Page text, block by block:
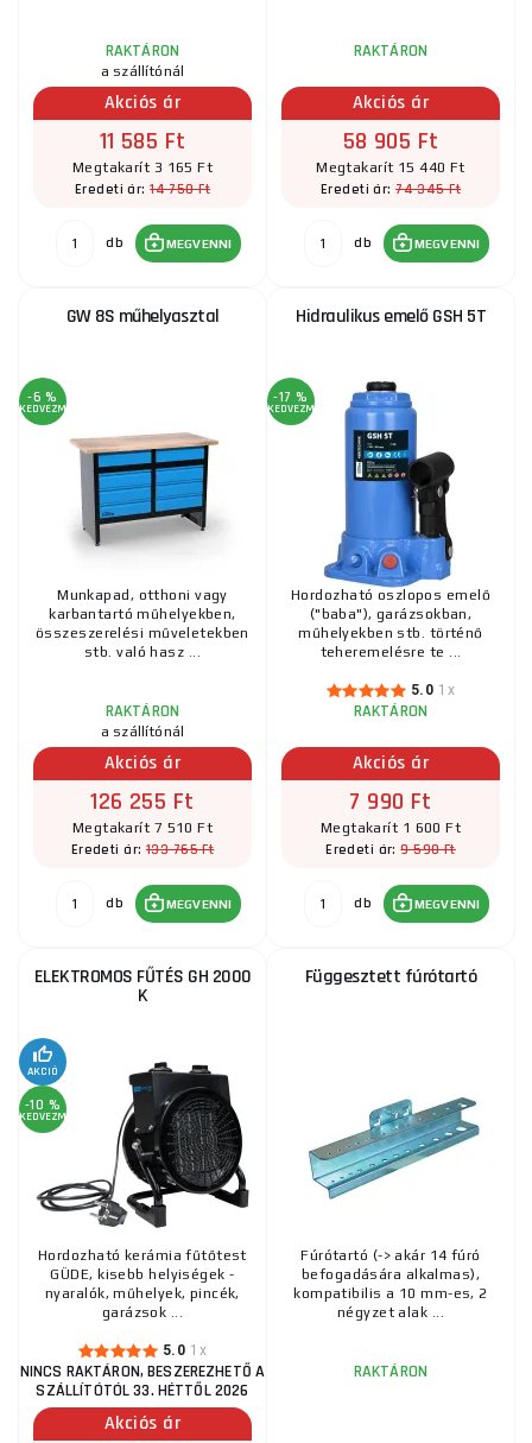
RAKTÁRON
a szállítónál
Akciós ár
11 585 Ft
Megtakarít 3 165 Ft
Eredeti ár:14 750 Ft
db MEGVENNI
RAKTÁRON
Akciós ár
58 905 Ft
Megtakarít 15 440 Ft
Eredeti ár:74 345 Ft
db MEGVENNI
GW 8S műhelyasztal
-6 %
KEDVEZMÉNY
Munkapad, otthoni vagy
karbantartó műhelyekben,
összeszerelési műveletekben
stb. való hasz ...
RAKTÁRON
a szállítónál
Akciós ár
126 255 Ft
Megtakarít 7 510 Ft
Eredeti ár: 133 765 Ft
db MEGVENNI
Hidraulikus emelő GSH 5T
-17 %
KEDVEZMÉNY
Hordozható oszlopos emelő
("baba"), garázsokban,
műhelyekben stb. történő
teheremelésre te ...
5.0 1x
RAKTÁRON
Akciós ár
7 990 Ft
Megtakarít 1 600 Ft
Eredeti ár:9 590 Ft
db MEGVENNI
ELEKTROMOS FŰTÉS GH 2000
K
AKCIÓ
-10 %
KEDVEZMÉNY
Hordozható kerámia fűtőtest
GÜDE, kisebb helyiségek -
nyaralók, műhelyek, pincék,
garázsok ...
5.0 1x
NINCS RAKTÁRON, BESZEREZHETŐ A
SZÁLLÍTÓTÓL 33. HÉTTŐL 2026
Akciós ár
Függesztett fúrótartó
Fúrótartó (-> akár 14 fúró
befogadására alkalmas),
kompatibilis a 10 mm-es, 2
négyzet alak ...
RAKTÁRON